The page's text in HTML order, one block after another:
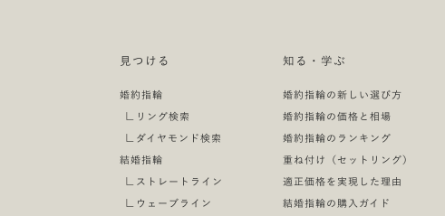
見つける
婚約指輪
∟ リング検索
∟
ダイヤモンド検索
結婚指輪
∟ ストレートライン
∟ ウェーブライン
知る・学ぶ
婚約指輪の新しい選び方
婚約指輪の価格と相場
婚約指輪のランキング
重ね付け（セットリング）
適正価格を実現した理由
結婚指輪の購入ガイド